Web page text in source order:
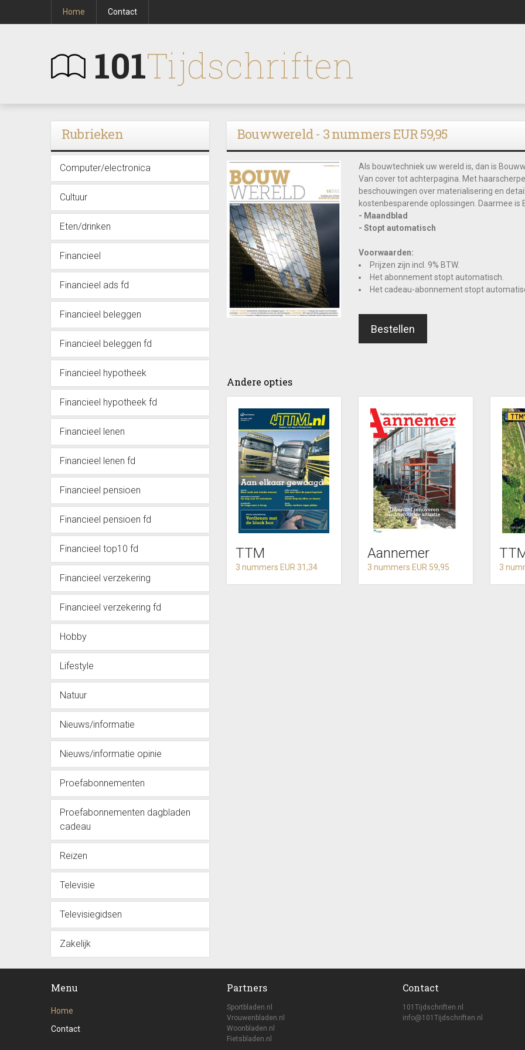
Home Contact
101Tijdschriften
Bouwwereld - 3 nummers EUR 59,95
Als bouwtechniek uw wereld is, dan is
Van cover tot achterpagina. Met
beschouwingen over materialisering en
kostenbesparende oplossingen. Daarmee
- Maandblad
- Stopt automatisch
Voorwaarden:
Prijzen zijn incl. 9% BTW.
Het abonnement stopt automatisch.
Het cadeau-abonnement stopt
Bestellen
Andere opties
TTM
3 nummers EUR 31,34
Aannemer
3 nummers EUR 59,95 3
Rubrieken
Computer/electronica
Cultuur
Eten/drinken
Financieel
Financieel ads fd
Financieel beleggen
Financieel beleggen fd
Financieel hypotheek
Financieel hypotheek fd
Financieel lenen
Financieel lenen fd
Financieel pensioen
Financieel pensioen fd
Financieel top10 fd
Financieel verzekering
Financieel verzekering fd
Hobby
Lifestyle
Natuur
Nieuws/informatie
Nieuws/informatie opinie
Proefabonnementen
Proefabonnementen dagbladen
cadeau
Reizen
Televisie
Televisiegidsen
Zakelijk
Menu
Home
Contact
Partners
Sportbladen.nl
Vrouwenbladen.nl
Woonbladen.nl
Fietsbladen.nl
Contact
101Tijdschriften.nl
info@101Tijdschriften.nl